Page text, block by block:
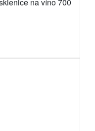
na víno 700